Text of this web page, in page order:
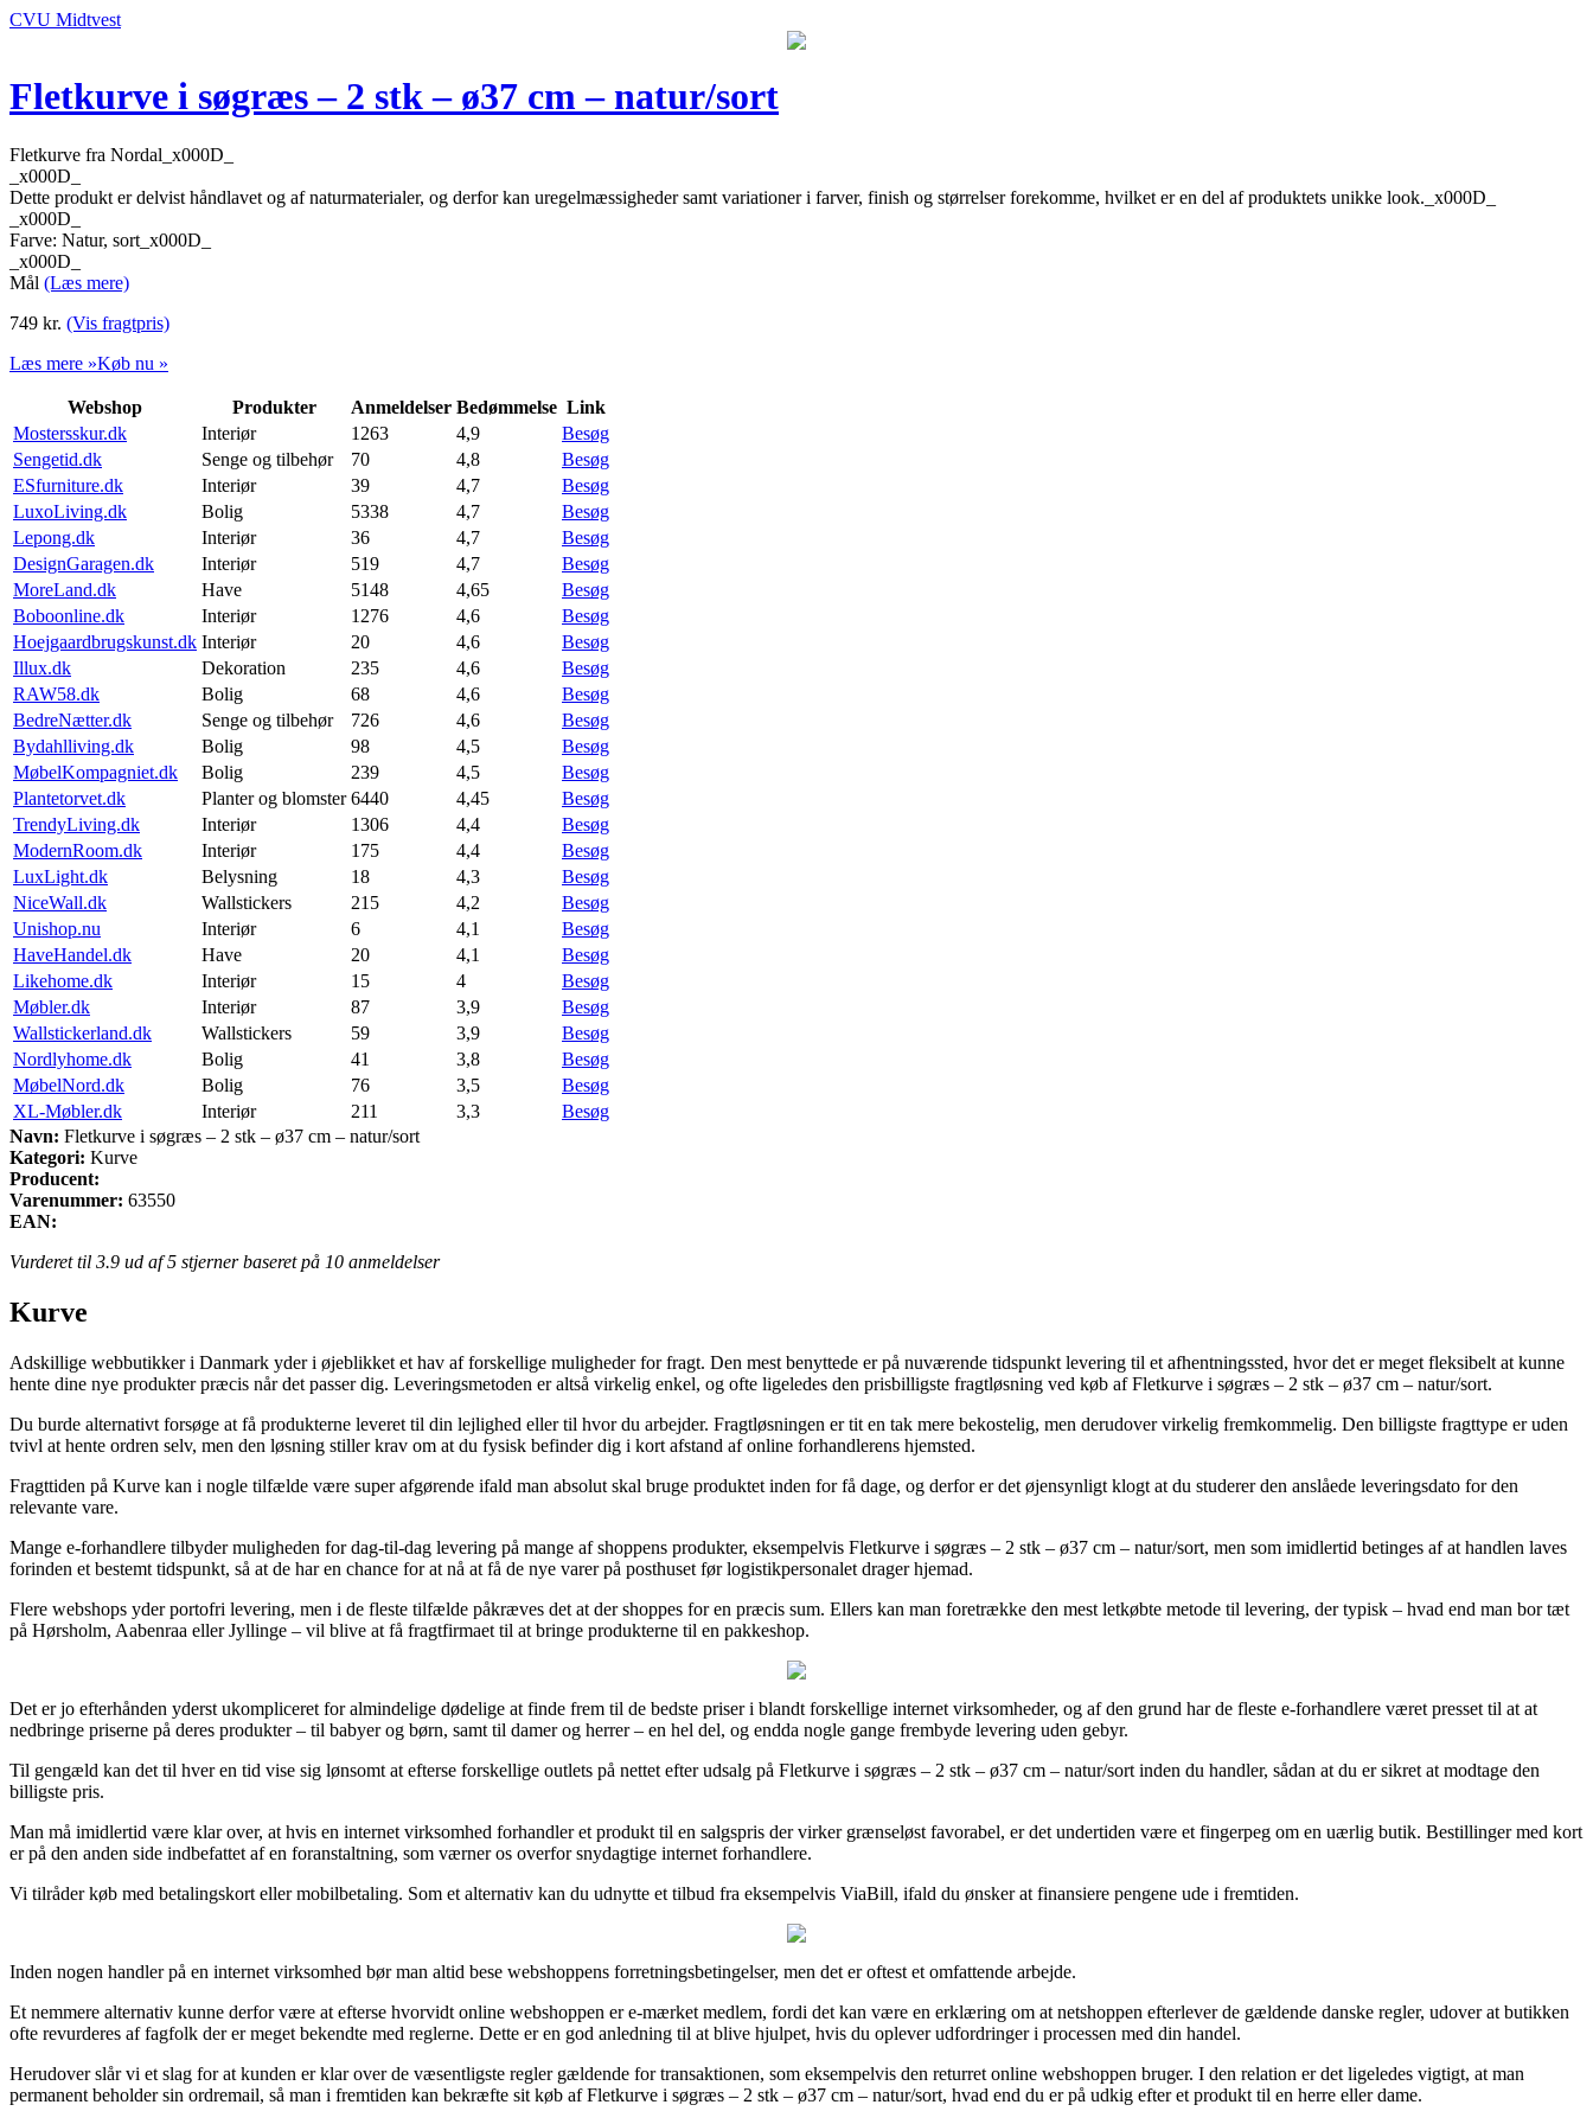
CVU Midtvest
Fletkurve i søgræs – 2 stk – ø37 cm – natur/sort
Fletkurve fra Nordal_x000D_
_x000D_
Dette produkt er delvist håndlavet og af naturmaterialer, og derfor kan uregelmæssigheder samt variationer i farver, finish og størrelser forekomme, hvilket er en del af produktets unikke look._x000D_
_x000D_
Farve: Natur, sort_x000D_
_x000D_
Mål (Læs mere)
749 kr. (Vis fragtpris)
Læs mere »Køb nu »
Webshop Produkter Anmeldelser Bedømmelse Link
Mostersskur.dk
Interiør 1263 4,9
Besøg
Sengetid.dk
Senge og tilbehør 70 4,8
Besøg
ESfurniture.dk
Interiør 39 4,7
Besøg
LuxoLiving.dk
Bolig 5338 4,7
Besøg
Lepong.dk
Interiør 36 4,7
Besøg
DesignGaragen.dk
Interiør 519 4,7
Besøg
MoreLand.dk
Have 5148 4,65
Besøg
Boboonline.dk
Interiør 1276 4,6
Besøg
Hoejgaardbrugskunst.dk Interiør 20 4,6
Besøg
Illux.dk
Dekoration 235 4,6
Besøg
RAW58.dk
Bolig 68 4,6
Besøg
BedreNætter.dk
Senge og tilbehør 726 4,6
Besøg
Bydahlliving.dk
Bolig 98 4,5
Besøg
MøbelKompagniet.dk
Bolig 239 4,5
Besøg
Plantetorvet.dk
Planter og blomster 6440 4,45
Besøg
TrendyLiving.dk
Interiør 1306 4,4
Besøg
ModernRoom.dk
Interiør 175 4,4
Besøg
LuxLight.dk
Belysning 18 4,3
Besøg
NiceWall.dk
Wallstickers 215 4,2
Besøg
Unishop.nu
Interiør 6 4,1
Besøg
HaveHandel.dk
Have 20 4,1
Besøg
Likehome.dk
Interiør 15 4
Besøg
Møbler.dk
Interiør 87 3,9
Besøg
Wallstickerland.dk
Wallstickers 59 3,9
Besøg
Nordlyhome.dk
Bolig 41 3,8
Besøg
MøbelNord.dk
Bolig 76 3,5
Besøg
XL-Møbler.dk
Interiør 211 3,3
Besøg
Navn: Fletkurve i søgræs – 2 stk – ø37 cm – natur/sort
Kategori: Kurve
Producent:
Varenummer: 63550
EAN:
Vurderet til 3.9 ud af 5 stjerner baseret på 10 anmeldelser
Kurve
Adskillige webbutikker i Danmark yder i øjeblikket et hav af forskellige muligheder for fragt. Den mest benyttede er på nuværende tidspunkt levering til et afhentningssted, hvor det er meget fleksibelt at kunne
hente dine nye produkter præcis når det passer dig. Leveringsmetoden er altså virkelig enkel, og ofte ligeledes den prisbilligste fragtløsning ved køb af Fletkurve i søgræs – 2 stk – ø37 cm – natur/sort.
Du burde alternativt forsøge at få produkterne leveret til din lejlighed eller til hvor du arbejder. Fragtløsningen er tit en tak mere bekostelig, men derudover virkelig fremkommelig. Den billigste fragttype er uden
tvivl at hente ordren selv, men den løsning stiller krav om at du fysisk befinder dig i kort afstand af online forhandlerens hjemsted.
Fragttiden på Kurve kan i nogle tilfælde være super afgørende ifald man absolut skal bruge produktet inden for få dage, og derfor er det øjensynligt klogt at du studerer den anslåede leveringsdato for den
relevante vare.
Mange e-forhandlere tilbyder muligheden for dag-til-dag levering på mange af shoppens produkter, eksempelvis Fletkurve i søgræs – 2 stk – ø37 cm – natur/sort, men som imidlertid betinges af at handlen laves
forinden et bestemt tidspunkt, så at de har en chance for at nå at få de nye varer på posthuset før logistikpersonalet drager hjemad.
Flere webshops yder portofri levering, men i de fleste tilfælde påkræves det at der shoppes for en præcis sum. Ellers kan man foretrække den mest letkøbte metode til levering, der typisk – hvad end man bor tæt
på Hørsholm, Aabenraa eller Jyllinge – vil blive at få fragtfirmaet til at bringe produkterne til en pakkeshop.
Det er jo efterhånden yderst ukompliceret for almindelige dødelige at finde frem til de bedste priser i blandt forskellige internet virksomheder, og af den grund har de fleste e-forhandlere været presset til at at
nedbringe priserne på deres produkter – til babyer og børn, samt til damer og herrer – en hel del, og endda nogle gange frembyde levering uden gebyr.
Til gengæld kan det til hver en tid vise sig lønsomt at efterse forskellige outlets på nettet efter udsalg på Fletkurve i søgræs – 2 stk – ø37 cm – natur/sort inden du handler, sådan at du er sikret at modtage den
billigste pris.
Man må imidlertid være klar over, at hvis en internet virksomhed forhandler et produkt til en salgspris der virker grænseløst favorabel, er det undertiden være et fingerpeg om en uærlig butik. Bestillinger med kort
er på den anden side indbefattet af en foranstaltning, som værner os overfor snydagtige internet forhandlere.
Vi tilråder køb med betalingskort eller mobilbetaling. Som et alternativ kan du udnytte et tilbud fra eksempelvis ViaBill, ifald du ønsker at finansiere pengene ude i fremtiden.
Inden nogen handler på en internet virksomhed bør man altid bese webshoppens forretningsbetingelser, men det er oftest et omfattende arbejde.
Et nemmere alternativ kunne derfor være at efterse hvorvidt online webshoppen er e-mærket medlem, fordi det kan være en erklæring om at netshoppen efterlever de gældende danske regler, udover at butikken
ofte revurderes af fagfolk der er meget bekendte med reglerne. Dette er en god anledning til at blive hjulpet, hvis du oplever udfordringer i processen med din handel.
Herudover slår vi et slag for at kunden er klar over de væsentligste regler gældende for transaktionen, som eksempelvis den returret online webshoppen bruger. I den relation er det ligeledes vigtigt, at man
permanent beholder sin ordremail, så man i fremtiden kan bekræfte sit køb af Fletkurve i søgræs – 2 stk – ø37 cm – natur/sort, hvad end du er på udkig efter et produkt til en herre eller dame.